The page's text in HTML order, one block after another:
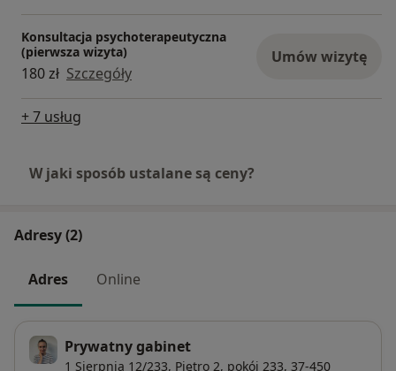
Konsultacja psychoterapeutyczna
(pierwsza wizyta)
180 zł Szczegóły
Umów wizytę
+ 7 usług
W jaki sposób ustalane są ceny?
Adresy (2)
Adres Online
Prywatny gabinet
1 Sierpnia 12/233, Piętro 2, pokój 233, 37-450